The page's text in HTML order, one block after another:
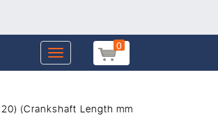
0
Toggle
navigation
(Crankshaft Length mm